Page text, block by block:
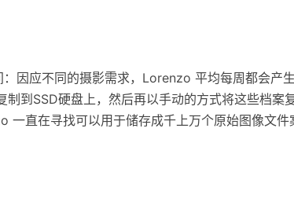
因应不同的摄影需求，Lorenzo 平均每周都会
到SSD硬盘上，然后再以手动的方式将这些档案
直在寻找可以用于储存成千上万个原始图像文